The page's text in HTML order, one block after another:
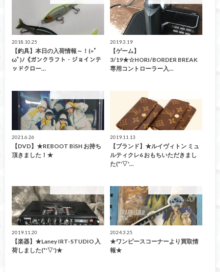
2018.10.25
【釣具】本日の入荷情報～！(=ﾟ
ωﾟ)ﾉ《ガンクラフト・ジョインテ
ッドクロー…
2019.3.19
【ゲーム】
3/19★☆HORI/BORDER BREAK
専用コントローラー入…
2021.6.26
【DVD】★REBOOT BiSH お持ち
頂きました！★
2019.11.13
【ブランド】★ルイヴィトン ミュ
ルティクレ6 おもちいただきまし
た(*'▽'…
2019.11.20
【楽器】★Laney IRT-STUDIO 入
荷しました(*'▽')★
2024.3.25
★ワンピースコーナーより買取情
報★